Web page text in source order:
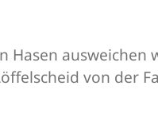
von der